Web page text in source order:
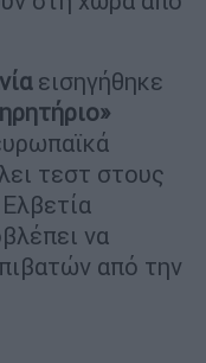
εισηγήθηκε
τεστ στους
να
από την